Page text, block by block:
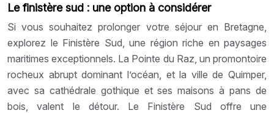
Le finistère sud : une option à considérer
Si vous souhaitez prolonger votre séjour en Bretagne,
explorez le Finistère Sud, une région riche en paysages
maritimes exceptionnels. La Pointe du Raz, un promontoire
rocheux abrupt dominant l’océan, et la ville de Quimper,
avec sa cathédrale gothique et ses maisons à pans de
bois, valent le détour. Le Finistère Sud offre une